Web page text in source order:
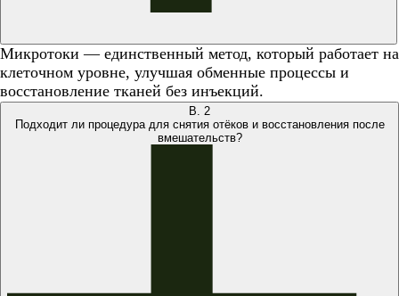
Микротоки — единственный метод, который работает на
клеточном уровне, улучшая обменные процессы и
восстановление тканей без инъекций.
В. 2
Подходит ли процедура для снятия отёков и восстановления после
вмешательств?